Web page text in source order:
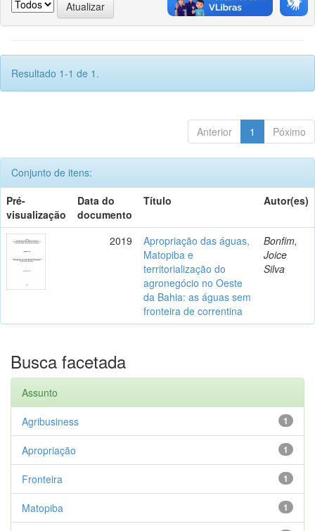
Resultado 1-1 de 1.
Anterior 1 Póximo
Conjunto de itens:
Pré-
visualização
Data do
documento
Título Autor(es)
2019
Apropriação das águas,
Matopiba e
territorialização do
agronegócio no Oeste
da Bahia: as águas sem
fronteira de correntina
Bonfim,
Joice
Silva
Busca facetada
Assunto
1
Agribusiness
1
Apropriação
1
Fronteira
1
Matopiba